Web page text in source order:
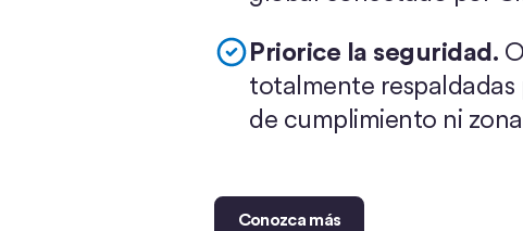
Priorice la seguridad.
totalmente respaldadas
de cumplimiento ni
Conozca más